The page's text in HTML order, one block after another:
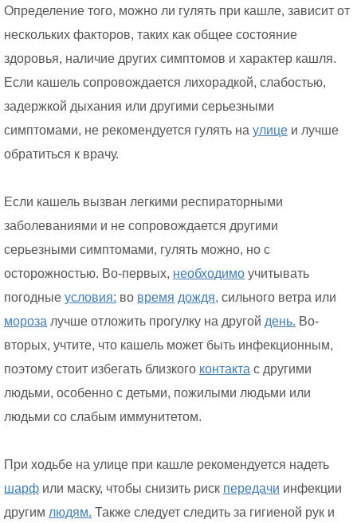
Определение того, можно ли гулять при кашле, зависит от
нескольких факторов, таких как общее состояние
здоровья, наличие других симптомов и характер кашля.
Если кашель сопровождается лихорадкой, слабостью,
задержкой дыхания или другими серьезными
симптомами, не рекомендуется гулять на улице и лучше
обратиться к врачу.
Если кашель вызван легкими респираторными
заболеваниями и не сопровождается другими
серьезными симптомами, гулять можно, но с
осторожностью. Во-первых, необходимо учитывать
погодные условия: во время дождя, сильного ветра или
мороза лучше отложить прогулку на другой день. Во-
вторых, учтите, что кашель может быть инфекционным,
поэтому стоит избегать близкого контакта с другими
людьми, особенно с детьми, пожилыми людьми или
людьми со слабым иммунитетом.
При ходьбе на улице при кашле рекомендуется надеть
шарф или маску, чтобы снизить риск передачи инфекции
другим людям. Также следует следить за гигиеной рук и